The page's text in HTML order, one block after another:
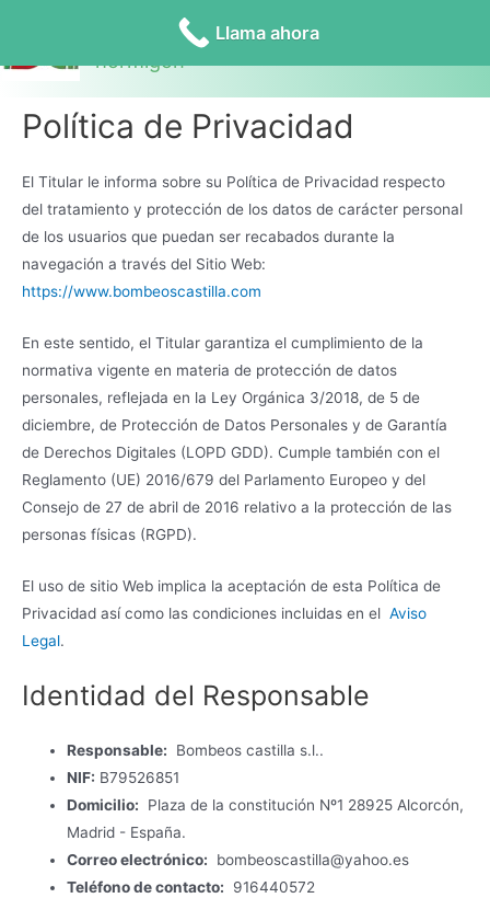
Bombeos Castilla bombeo de
hormigón
Política de Privacidad
El Titular le informa sobre su Política de Privacidad respecto
del tratamiento y protección de los datos de carácter personal
de los usuarios que puedan ser recabados durante la
navegación a través del Sitio Web:
https://www.bombeoscastilla.com
En este sentido, el Titular garantiza el cumplimiento de la
normativa vigente en materia de protección de datos
personales, reflejada en la Ley Orgánica 3/2018, de 5 de
diciembre, de Protección de Datos Personales y de Garantía
de Derechos Digitales (LOPD GDD). Cumple también con el
Reglamento (UE) 2016/679 del Parlamento Europeo y del
Consejo de 27 de abril de 2016 relativo a la protección de las
personas físicas (RGPD).
El uso de sitio Web implica la aceptación de esta Política de
Privacidad así como las condiciones incluidas en el Aviso
Legal.
Identidad del Responsable
Responsable: Bombeos castilla s.l..
NIF: B79526851
Domicilio: Plaza de la constitución Nº1 28925 Alcorcón,
Madrid - España.
Correo electrónico: bombeoscastilla@yahoo.es
Teléfono de contacto: 916440572
Llama ahora